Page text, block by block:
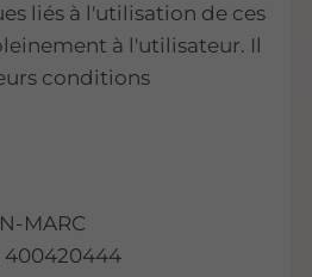
liés à l'utilisation de ces
à l'utilisateur. Il
conditions
MARC
400420444